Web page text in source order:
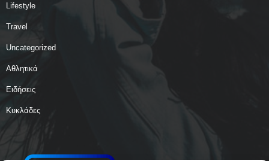
Lifestyle
Travel
Uncategorized
Αθλητικά
Ειδήσεις
Κυκλάδες